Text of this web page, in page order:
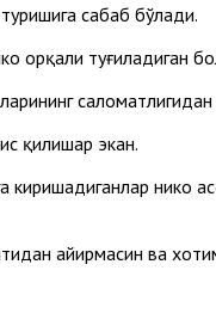
сабаб бўлади.
орқали туғиладиган
саломатлигидан
қилишар экан.
киришадиганлар никоҳ
айирмасин ва